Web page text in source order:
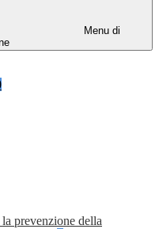
Menu di
prevenzione della